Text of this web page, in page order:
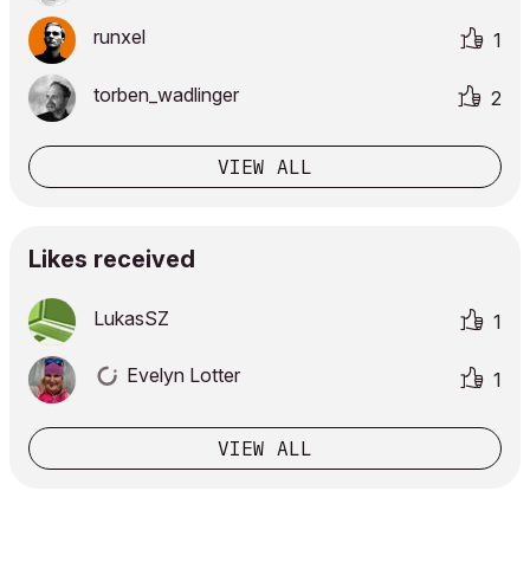
runxel 1
torben_wadlinger 2
VIEW ALL
Likes received
LukasSZ 1
Evelyn Lotter 1
VIEW ALL